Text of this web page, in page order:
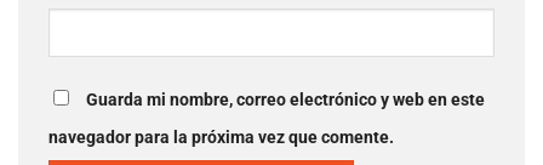
Guarda mi nombre, correo electrónico y web en este
navegador para la próxima vez que comente.